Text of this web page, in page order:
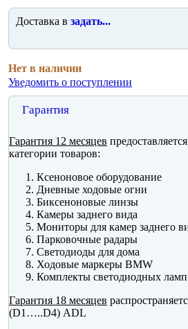
Доставка в задать...
Нет в наличии
Уведомить о поступлении
Гарантия
Гарантия 12 месяцев
категории товаров:
Ксеноновое оборудование
Дневные ходовые огни
Биксеноновые линзы
Камеры заднего вида
Мониторы для камер заднего
Парковочные радары
Светодиоды для дома
Ходовые маркеры BMW
Комплекты светодиодных ламп
Гарантия 18 месяцев
(D1…..D4) ADL